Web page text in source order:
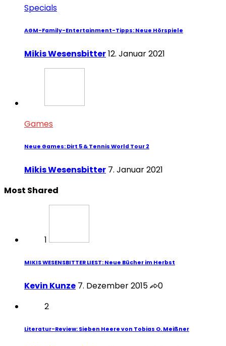
Specials
AGM-Family-Entertainment-Tipps: Neue Hörspiele
Mikis Wesensbitter12. Januar 2021
Games
Neue Games: Dirt 5 & Tennis World Tour 2
Mikis Wesensbitter 7. Januar 2021
Most Shared
1
MIKIS WESENSBITTER LIEST: Neue Bücher im Herbst
Kevin Kunze 7. Dezember 2015
0
2
Literatur-Review: Sieben Heere von Tobias O. Meißner